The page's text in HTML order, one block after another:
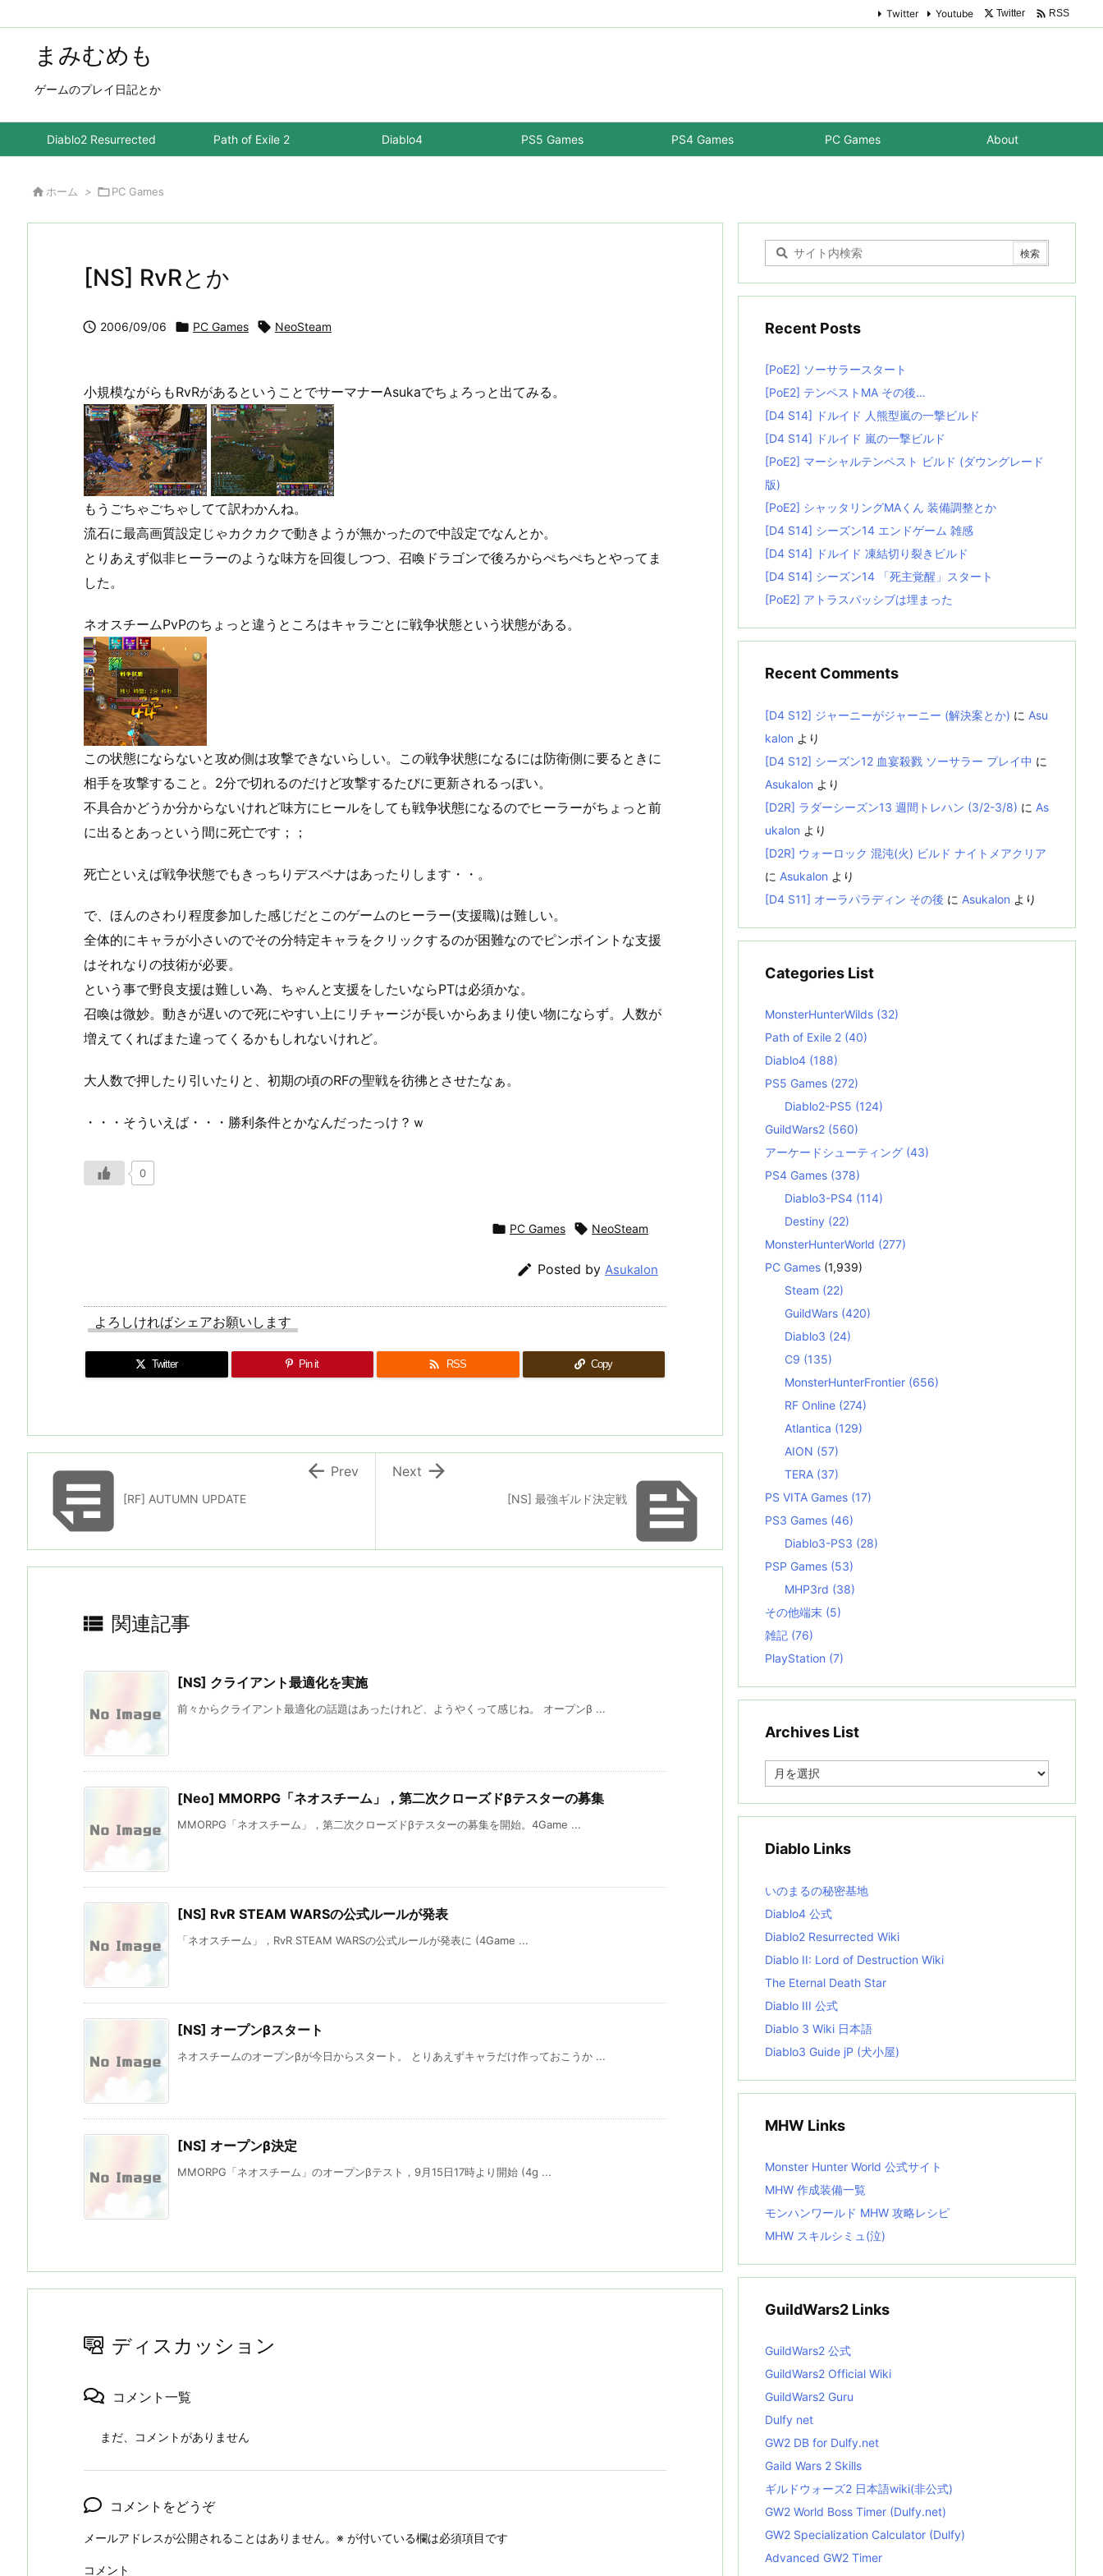
まみむめも
ゲームのプレイ日記とか
Diablo2 Resurrected Path of Exile 2 Diablo4 PS5 Games PS4 Games PC Games About
Twitter Youtube Twitter  RSS
 ホーム > PC Games
[NS] RvRとか
 2006/09/06  PC Games  NeoSteam
小規模ながらもRvRがあるということでサーマナーAsukaでちょろっと出てみる。
もうごちゃごちゃしてて訳わかんね。
流石に最高画質設定じゃカクカクで動きようが無かったので中設定でなんとか。
とりあえず似非ヒーラーのような味方を回復しつつ、召喚ドラゴンで後ろからぺちぺちとやってま
した。
ネオスチームPvPのちょっと違うところはキャラごとに戦争状態という状態がある。
この状態にならないと攻め側は攻撃できないらしい。この戦争状態になるには防衛側に要るときに
相手を攻撃すること。2分で切れるのだけど攻撃するたびに更新されるっぽい。
不具合かどうか分からないけれど味方にヒールをしても戦争状態になるのでヒーラーがちょっと前
に出るとあっという間に死亡です；；
死亡といえば戦争状態でもきっちりデスペナはあったりします・・。
で、ほんのさわり程度参加した感じだとこのゲームのヒーラー(支援職)は難しい。
全体的にキャラが小さいのでその分特定キャラをクリックするのが困難なのでピンポイントな支援
はそれなりの技術が必要。
という事で野良支援は難しい為、ちゃんと支援をしたいならPTは必須かな。
召喚は微妙。動きが遅いので死にやすい上にリチャージが長いからあまり使い物にならず。人数が
増えてくればまた違ってくるかもしれないけれど。
大人数で押したり引いたりと、初期の頃のRFの聖戦を彷彿とさせたなぁ。
・・・そういえば・・・勝利条件とかなんだったっけ？ｗ
0
 PC Games  NeoSteam
 Posted by Asukalon
よろしければシェアお願いします
Twitter Pin it  RSS Copy

[NS] 最強ギルド決定戦

Next
[RF] AUTUMN UPDATE
 Prev
 関連記事
[NS] クライアント最適化を実施
前々からクライアント最適化の話題はあったけれど、ようやくって感じね。 オープンβ ...
[Neo] MMORPG「ネオスチーム」，第二次クローズドβテスターの募集
MMORPG「ネオスチーム」，第二次クローズドβテスターの募集を開始。4Game ...
[NS] RvR STEAM WARSの公式ルールが発表
「ネオスチーム」，RvR STEAM WARSの公式ルールが発表に (4Game ...
[NS] オープンβスタート
ネオスチームのオープンβが今日からスタート。 とりあえずキャラだけ作っておこうか ...
[NS] オープンβ決定
MMORPG「ネオスチーム」のオープンβテスト，9月15日17時より開始 (4g ...
ディスカッション
コメント一覧
まだ、コメントがありません
コメントをどうぞ
メールアドレスが公開されることはありません。 ※ が付いている欄は必須項目です
コメント
Recent Posts
[PoE2] ソーサラースタート
[PoE2] テンペストMA その後…
[D4 S14] ドルイド 人熊型嵐の一撃ビルド
[D4 S14] ドルイド 嵐の一撃ビルド
[PoE2] マーシャルテンペスト ビルド (ダウングレード
版)
[PoE2] シャッタリングMAくん 装備調整とか
[D4 S14] シーズン14 エンドゲーム 雑感
[D4 S14] ドルイド 凍結切り裂きビルド
[D4 S14] シーズン14 「死主覚醒」スタート
[PoE2] アトラスパッシブは埋まった
Recent Comments
[D4 S12] ジャーニーがジャーニー (解決案とか) に Asu
kalon より
[D4 S12] シーズン12 血宴殺戮 ソーサラー プレイ中 に
Asukalon より
[D2R] ラダーシーズン13 週間トレハン (3/2-3/8) に As
ukalon より
[D2R] ウォーロック 混沌(火) ビルド ナイトメアクリア
に Asukalon より
[D4 S11] オーラパラディン その後 に Asukalon より
Categories List
MonsterHunterWilds (32)
Path of Exile 2 (40)
Diablo4 (188)
PS5 Games (272)
Diablo2-PS5 (124)
GuildWars2 (560)
アーケードシューティング (43)
PS4 Games (378)
Diablo3-PS4 (114)
Destiny (22)
MonsterHunterWorld (277)
PC Games (1,939)
Steam (22)
GuildWars (420)
Diablo3 (24)
C9 (135)
MonsterHunterFrontier (656)
RF Online (274)
Atlantica (129)
AION (57)
TERA (37)
PS VITA Games (17)
PS3 Games (46)
Diablo3-PS3 (28)
PSP Games (53)
MHP3rd (38)
その他端末 (5)
雑記 (76)
PlayStation (7)
Archives List
e
i
s
t
Diablo Links
いのまるの秘密基地
Diablo4 公式
Diablo2 Resurrected Wiki
Diablo II: Lord of Destruction Wiki
The Eternal Death Star
Diablo III 公式
Diablo 3 Wiki 日本語
Diablo3 Guide jP (犬小屋)
MHW Links
Monster Hunter World 公式サイト
MHW 作成装備一覧
モンハンワールド MHW 攻略レシピ
MHW スキルシミュ(泣)
GuildWars2 Links
GuildWars2 公式
GuildWars2 Official Wiki
GuildWars2 Guru
Dulfy net
GW2 DB for Dulfy.net
Gaild Wars 2 Skills
ギルドウォーズ2 日本語wiki(非公式)
GW2 World Boss Timer (Dulfy.net)
GW2 Specialization Calculator (Dulfy)
Advanced GW2 Timer